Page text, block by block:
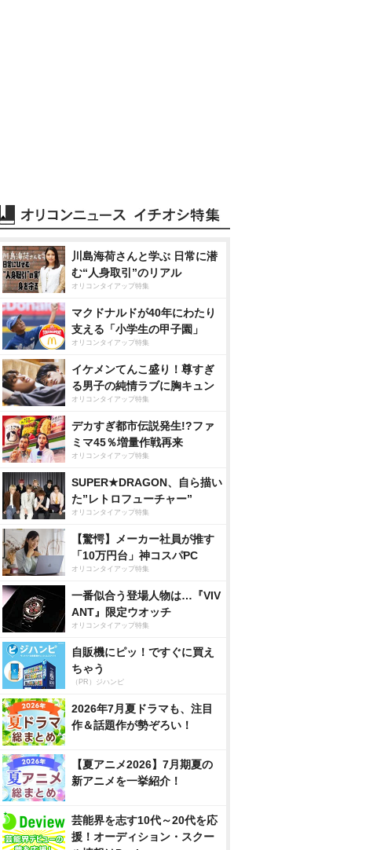
川島海荷さんと学ぶ 日常に潜
む“人身取引”のリアル
オリコンタイアップ特集
マクドナルドが40年にわたり
支える「小学生の甲子園」
オリコンタイアップ特集
イケメンてんこ盛り！尊すぎ
る男子の純情ラブに胸キュン
オリコンタイアップ特集
デカすぎ都市伝説発生!?ファ
ミマ45％増量作戦再来
オリコンタイアップ特集
SUPER★DRAGON、自ら描い
た”レトロフューチャー”
オリコンタイアップ特集
【驚愕】メーカー社員が推す
「10万円台」神コスパPC
オリコンタイアップ特集
一番似合う登場人物は…『VIV
ANT』限定ウオッチ
オリコンタイアップ特集
自販機にピッ！ですぐに買え
ちゃう
（PR）ジハンピ
2026年7月夏ドラマも、注目
作＆話題作が勢ぞろい！
【夏アニメ2026】7月期夏の
新アニメを一挙紹介！
芸能界を志す10代～20代を応
援！オーディション・スクー